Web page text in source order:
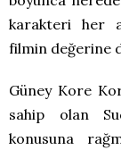
karakteri her
filmin değerine
Güney Kore
sahip olan
konusuna